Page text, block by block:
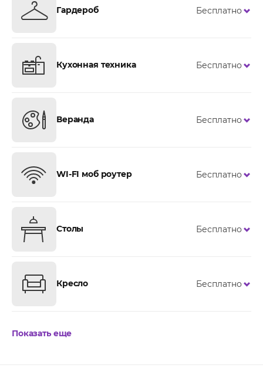
Гардероб Бесплатно
Кухонная техника Бесплатно
Веранда Бесплатно
WI-FI моб роутер Бесплатно
Столы Бесплатно
Кресло Бесплатно
Показать еще